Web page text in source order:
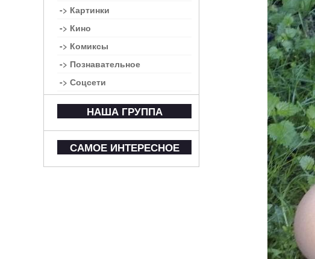
-> Картинки
-> Кино
-> Комиксы
-> Познавательное
-> Соцсети
НАША ГРУППА
САМОЕ ИНТЕРЕСНОЕ